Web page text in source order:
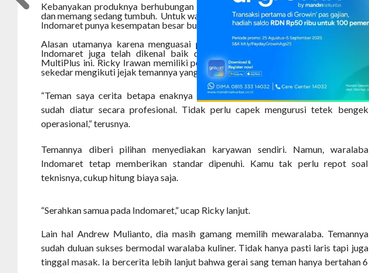
Kebanyakan produknya berhubungan jasa digital. Prinsip kerjanya dinilai bagus,
dan memang sedang tumbuh. Untuk waralaba lain, yang sudah terkenal, sebut saja
Indomaret punya kesempatan besar buat kamu orang baru.
Alasan utamanya karena menguasai pasar mini market (satu pesaing), merek
Indomaret juga telah dikenal baik dari iklan atau dilapangan, beda dengan
MultiPlus ini. Ricky Irawan memiliki pengalaman dengan Indomaret. Ia mengaku
sekedar mengikuti jejak temannya yang sudah lebih dulu sukses.
“Teman saya cerita betapa enaknya menjadi franchisee Indomaret. Semuanya
sudah diatur secara profesional. Tidak perlu capek mengurusi tetek bengek
operasional,” terusnya.
Temannya diberi pilihan menyediakan karyawan sendiri. Namun, waralaba
Indomaret tetap memberikan standar dipenuhi. Kamu tak perlu repot soal
teknisnya, cukup hitung biaya saja.
“Serahkan samua pada Indomaret,” ucap Ricky lanjut.
Lain hal Andrew Mulianto, dia masih gamang memilih mewaralaba. Temannya
sudah duluan sukses bermodal waralaba kuliner. Tidak hanya pasti laris tapi juga
tinggal masak. Ia bercerita lebih lanjut bahwa gerai sang teman hanya bertahan 6